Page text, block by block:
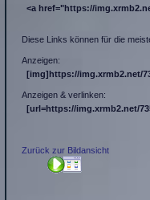
<a href="https://
Diese Links können für die
Anzeigen:
[img]https://img.xrmb2.net/
Anzeigen & verlinken:
[url=https://img.xrmb2.net/
Zurück zur Bildansicht